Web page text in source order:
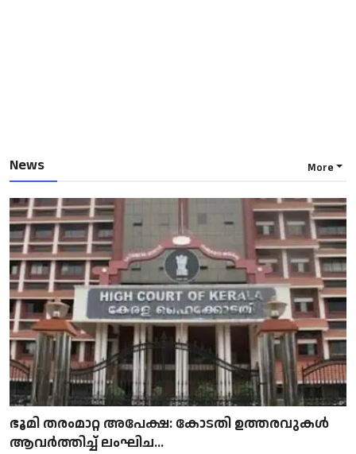
News More
ഭൂമി തരംമാറ്റ അപേക്ഷ: കോടതി ഉത്തരവുകൾ
ആവർത്തിച്ച് ലംഘിച...